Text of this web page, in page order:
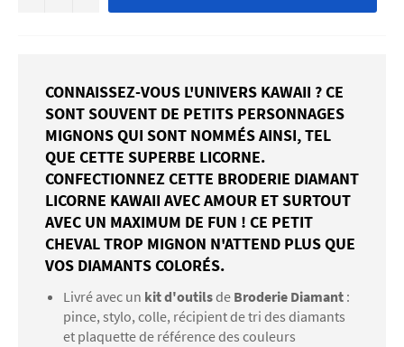
CONNAISSEZ-VOUS L'UNIVERS KAWAII ? CE
SONT SOUVENT DE PETITS PERSONNAGES
MIGNONS QUI SONT NOMMÉS AINSI, TEL
QUE CETTE SUPERBE LICORNE.
CONFECTIONNEZ CETTE BRODERIE DIAMANT
LICORNE KAWAII AVEC AMOUR ET SURTOUT
AVEC UN MAXIMUM DE FUN ! CE PETIT
CHEVAL TROP MIGNON N'ATTEND PLUS QUE
VOS DIAMANTS COLORÉS.
Livré avec un kit d'outilsde Broderie Diamant :
pince, stylo, colle, récipient de tri des diamants
et plaquette de référence des couleurs